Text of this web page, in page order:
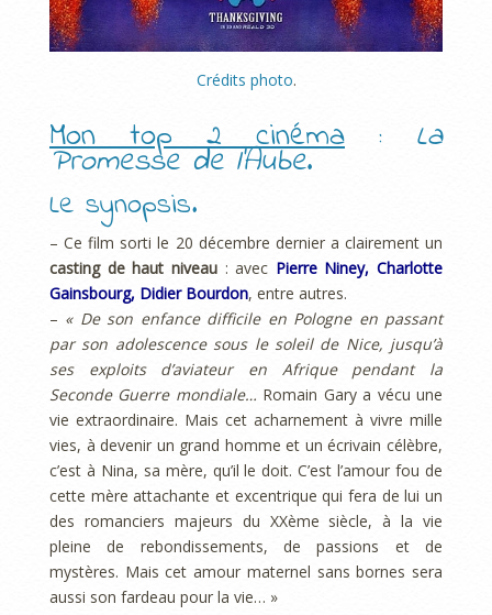
Crédits photo.
Mon top 2 cinéma : La
Promesse de l’Aube.
Le synopsis.
– Ce film sorti le 20 décembre dernier a clairement un
casting de haut niveau: avec Pierre Niney, Charlotte
Gainsbourg, Didier Bourdon, entre autres.
– « De son enfance difficile en Pologne en passant
par son adolescence sous le soleil de Nice, jusqu’à
ses exploits d’aviateur en Afrique pendant la
Seconde Guerre mondiale… Romain Gary a vécu une
vie extraordinaire. Mais cet acharnement à vivre mille
vies, à devenir un grand homme et un écrivain célèbre,
c’est à Nina, sa mère, qu’il le doit. C’est l’amour fou de
cette mère attachante et excentrique qui fera de lui un
des romanciers majeurs du XXème siècle, à la vie
pleine de rebondissements, de passions et de
mystères. Mais cet amour maternel sans bornes sera
aussi son fardeau pour la vie… »